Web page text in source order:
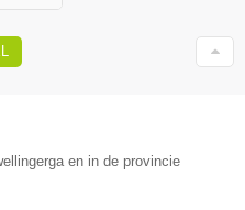
en in de provincie